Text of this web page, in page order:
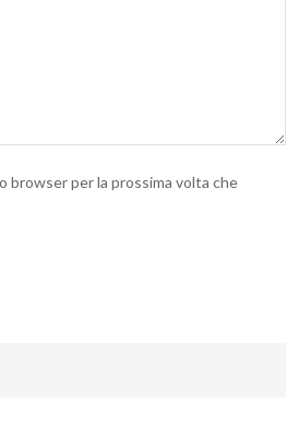
browser per la prossima volta che